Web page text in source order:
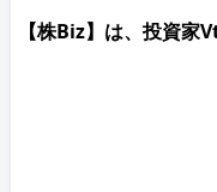
【株Biz】は、投資